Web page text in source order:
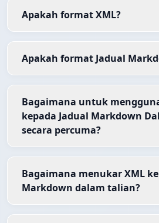
Apakah format XML?
Apakah format Jadual
Bagaimana untuk
kepada Jadual Markdown
secara percuma?
Bagaimana menukar XML
Markdown dalam talian?